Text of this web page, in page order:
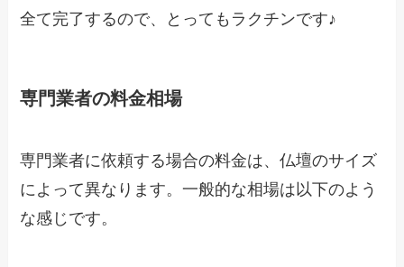
全て完了するので、とってもラクチンです♪
専門業者の料金相場
専門業者に依頼する場合の料金は、仏壇のサイズ
によって異なります。一般的な相場は以下のよう
な感じです。